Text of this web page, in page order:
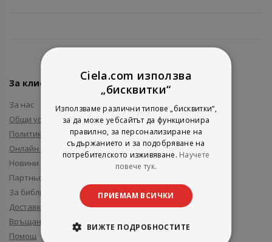
За клиенти
За нас
Общи условия
Политика за поверителност
Онлайн решаване на спорове
Новини и събития
Партньори и приятели
За библиотеки
Доставка
Връщане
Помощ
Ciela.com използва
„бисквитки“
Използваме различни типове „бисквитки“,
за да може уебсайтът да функционира
правилно, за персонализиране на
съдържанието и за подобряване на
потребителското изживяване. Научете
повече тук.
ПРИЕМАМ ВСИЧКИ
ВИЖТЕ ПОДРОБНОСТИТЕ